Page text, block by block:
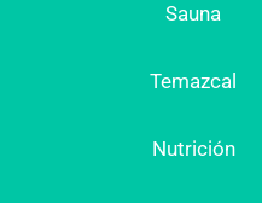
Sauna
Temazcal
Nutrición